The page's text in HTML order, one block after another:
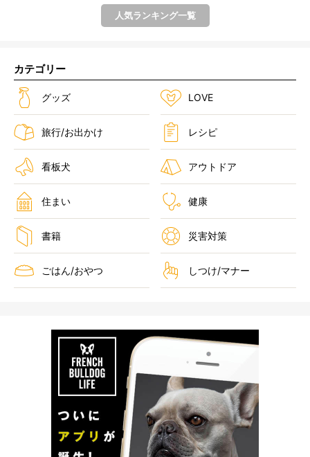
人気ランキング一覧
カテゴリー
グッズ LOVE
旅行/お出かけ レシピ
看板犬 アウトドア
住まい 健康
書籍 災害対策
ごはん/おやつ しつけ/マナー